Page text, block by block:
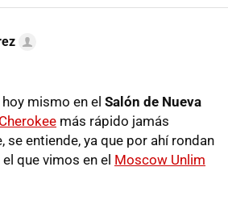
mismo en el Salón de Nueva
más rápido jamás
se entiende, ya que por ahí rondan
que vimos en el Moscow Unlim